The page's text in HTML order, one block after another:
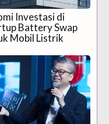
Investasi di
Battery Swap
Mobil Listrik